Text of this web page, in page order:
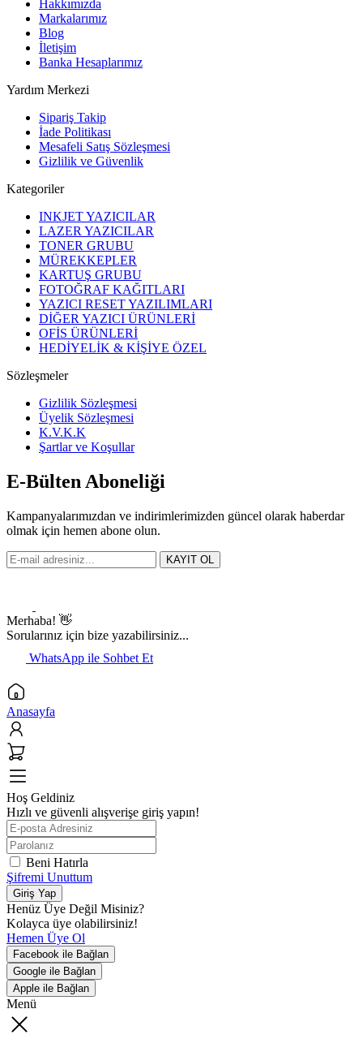
Hakkımızda
Markalarımız
Blog
İletişim
Banka Hesaplarımız
Yardım Merkezi
Sipariş Takip
İade Politikası
Mesafeli Satış Sözleşmesi
Gizlilik ve Güvenlik
Kategoriler
INKJET YAZICILAR
LAZER YAZICILAR
TONER GRUBU
MÜREKKEPLER
KARTUŞ GRUBU
FOTOĞRAF KAĞITLARI
YAZICI RESET YAZILIMLARI
DİĞER YAZICI ÜRÜNLERİ
OFİS ÜRÜNLERİ
HEDİYELİK & KİŞİYE ÖZEL
Sözleşmeler
Gizlilik Sözleşmesi
Üyelik Sözleşmesi
K.V.K.K
Şartlar ve Koşullar
E-Bülten Aboneliği
Kampanyalarımızdan ve indirimlerimizden güncel olarak haberdar
olmak için hemen abone olun.
KAYIT OL
Merhaba! 👋
Sorularınız için bize yazabilirsiniz...
WhatsApp ile Sohbet Et
Anasayfa
Hoş Geldiniz
Hızlı ve güvenli alışverişe giriş yapın!
Beni Hatırla
Şifremi Unuttum
Giriş Yap
Henüz Üye Değil Misiniz?
Kolayca üye olabilirsiniz!
Hemen Üye Ol
Facebook ile Bağlan
Google ile Bağlan
Apple ile Bağlan
Menü